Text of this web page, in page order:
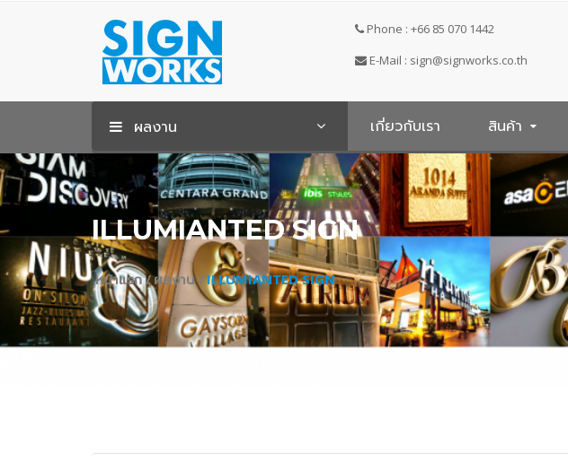
Phone : +66 85 070 1442
E-Mail : sign@signworks.co.th
ผลงาน เกี่ยวกับเรา สินค้า
ILLUMIANTED SIGN
หน้าแรก /ผลงาน /ILLUMIANTED SIGN